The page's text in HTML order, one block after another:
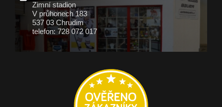
Zimní stadion
V průhonech 183
537 03 Chrudim
telefon: 728 072 017